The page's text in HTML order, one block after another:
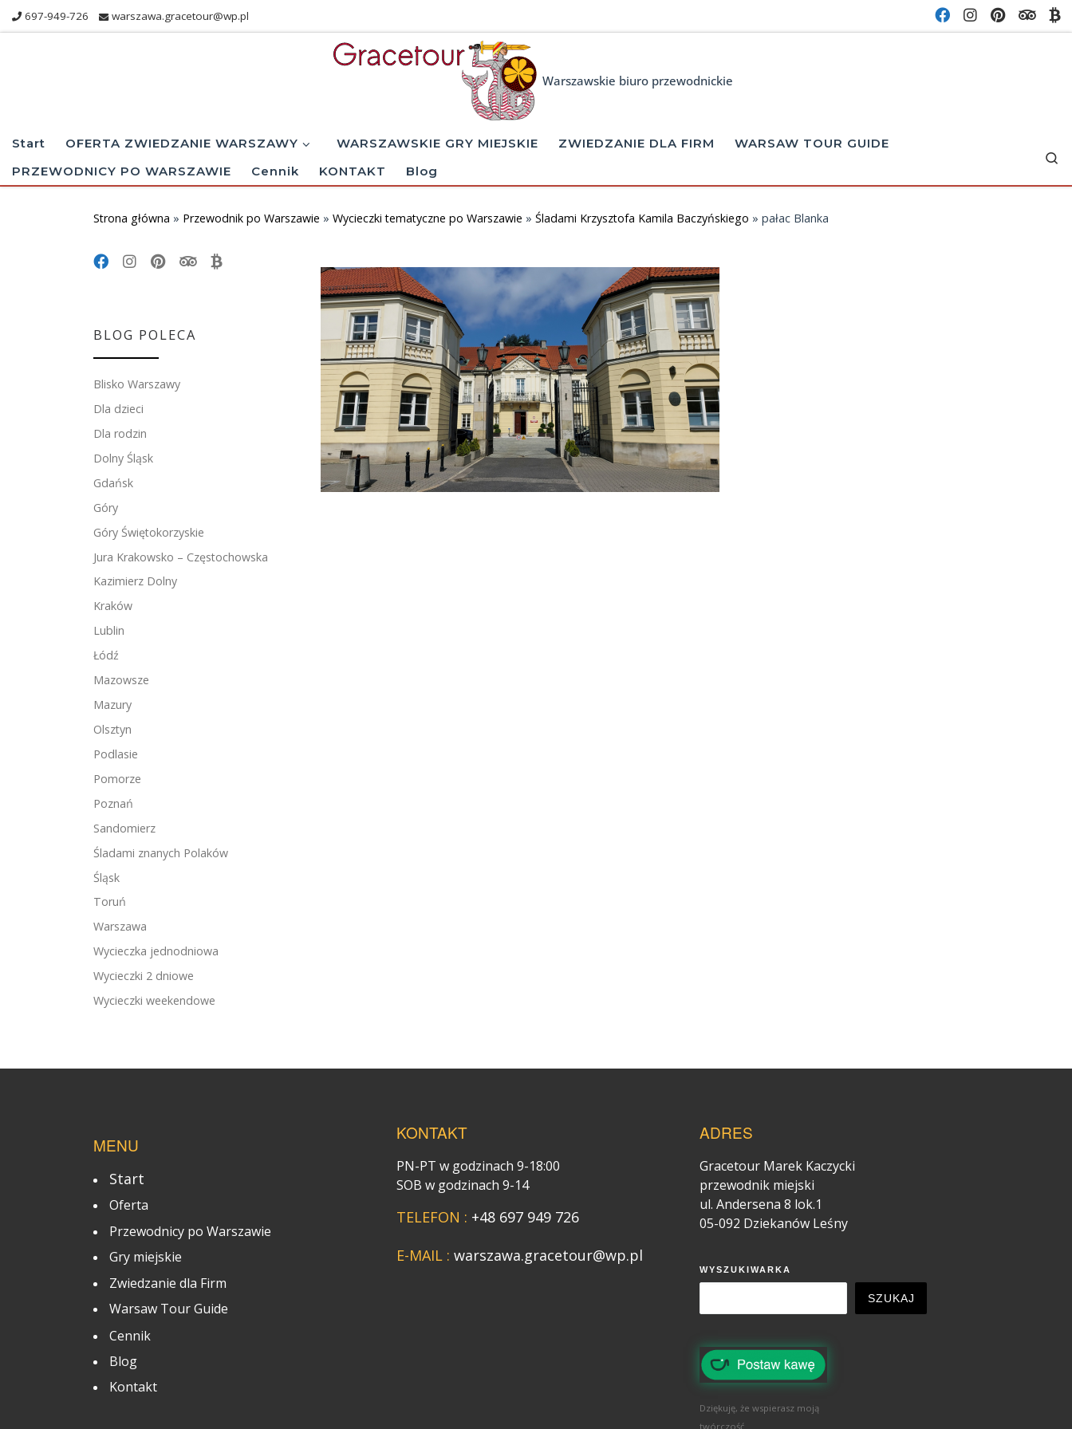
Skip to content
697-949-726 warszawa.gracetour@wp.pl
Warszawskie biuro przewodnickie
Start OFERTA ZWIEDZANIE WARSZAWY WARSZAWSKIE GRY MIEJSKIE ZWIEDZANIE DLA FIRM
WARSAW TOUR GUIDE
PRZEWODNICY PO WARSZAWIE
Cennik KONTAKT Blog
Strona główna » Przewodnik po Warszawie » Wycieczki tematyczne po Warszawie » Śladami Krzysztofa Kamila Baczyńskiego » pałac Blanka
BLOG POLECA
Blisko Warszawy
Dla dzieci
Dla rodzin
Dolny Śląsk
Gdańsk
Góry
Góry Świętokorzyskie
Jura Krakowsko – Częstochowska
Kazimierz Dolny
Kraków
Lublin
Łódź
Mazowsze
Mazury
Olsztyn
Podlasie
Pomorze
Poznań
Sandomierz
Śladami znanych Polaków
Śląsk
Toruń
Warszawa
Wycieczka jednodniowa
Wycieczki 2 dniowe
Wycieczki weekendowe
MENU
Start
Oferta
Przewodnicy po Warszawie
Gry miejskie
Zwiedzanie dla Firm
Warsaw Tour Guide
Cennik
Blog
Kontakt
KONTAKT
PN-PT w godzinach 9-18:00
SOB w godzinach 9-14
TELEFON : +48 697 949 726
E-MAIL : warszawa.gracetour@wp.pl
ADRES
Gracetour Marek Kaczycki
przewodnik miejski
ul. Andersena 8 lok.1
05-092 Dziekanów Leśny
WYSZUKIWARKA
SZUKAJ
Dziękuję, że wspierasz moją
twórczość